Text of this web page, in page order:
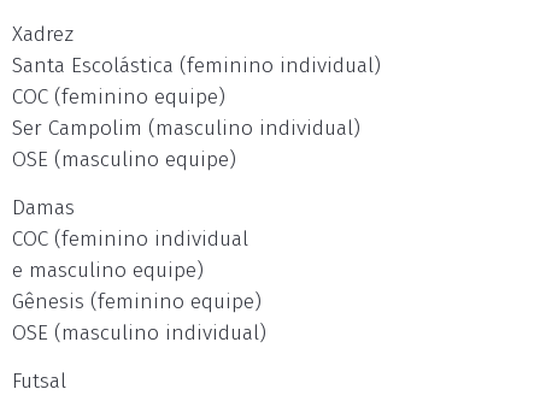
Xadrez
Santa Escolástica (feminino individual)
COC (feminino equipe)
Ser Campolim (masculino individual)
OSE (masculino equipe)
Damas
COC (feminino individual
e masculino equipe)
Gênesis (feminino equipe)
OSE (masculino individual)
Futsal